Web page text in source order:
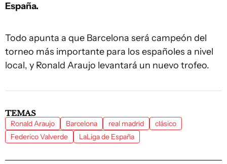
España.
Todo apunta a que Barcelona será campeón del
torneo más importante para los españoles a nivel
local, y Ronald Araujo levantará un nuevo trofeo.
TEMAS
Ronald Araujo Barcelona real madrid
clásico
Federico Valverde
LaLiga de España